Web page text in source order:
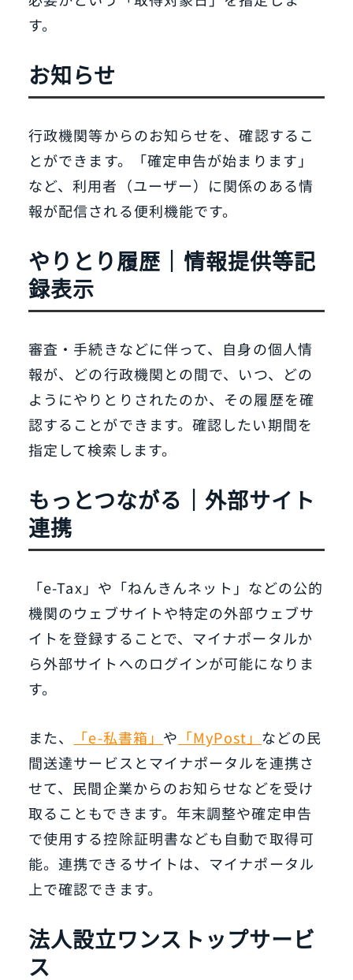
す。
お知らせ
行政機関等からのお知らせを、確認するこ
とができます。「確定申告が始まります」
など、利用者（ユーザー）に関係のある情
報が配信される便利機能です。
やりとり履歴｜情報提供等記
録表示
審査・手続きなどに伴って、自身の個人情
報が、どの行政機関との間で、いつ、どの
ようにやりとりされたのか、その履歴を確
認することができます。確認したい期間を
指定して検索します。
もっとつながる｜外部サイト
連携
「e-Tax」や「ねんきんネット」などの公的
機関のウェブサイトや特定の外部ウェブサ
イトを登録することで、マイナポータルか
ら外部サイトへのログインが可能になりま
す。
また、 「e-私書箱」 や 「MyPost」 などの民
間送達サービスとマイナポータルを連携さ
せて、民間企業からのお知らせなどを受け
取ることもできます。年末調整や確定申告
で使用する控除証明書なども自動で取得可
能。連携できるサイトは、マイナポータル
上で確認できます。
法人設立ワンストップサービ
ス